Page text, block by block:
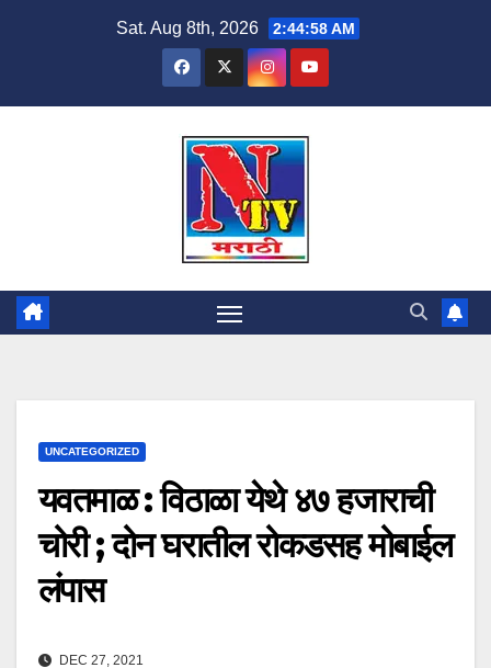
Sat. Aug 8th, 2026 2:44:58 AM
UNCATEGORIZED
यवतमाळ : विठाळा येथे ४७ हजाराची
चोरी ; दोन घरातील रोकडसह मोबाईल
लंपास
DEC 27, 2021